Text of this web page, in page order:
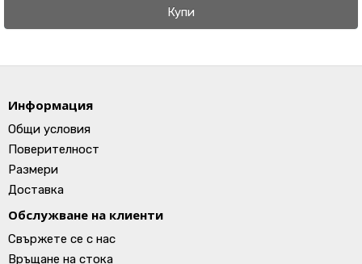
Купи
Информация
Общи условия
Поверителност
Размери
Доставка
Обслужване на клиенти
Свържете се с нас
Връщане на стока